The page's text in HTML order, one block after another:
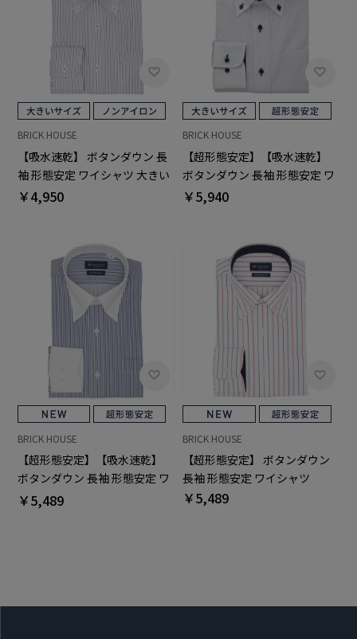
BRICK HOUSE
【吸水速乾】 ボタンダウン 長
袖 形態安定 ワイシャツ 大きい
サイズ
￥4,950
BRICK HOUSE
【超形態安定】【吸水速乾】
ボタンダウン 長袖 形態安定 ワ
イシャツ 大きいサイズ
￥5,940
BRICK HOUSE
【超形態安定】【吸水速乾】
ボタンダウン 長袖 形態安定 ワ
イシャツ
￥5,489
BRICK HOUSE
【超形態安定】 ボタンダウン
長袖 形態安定 ワイシャツ
￥5,489